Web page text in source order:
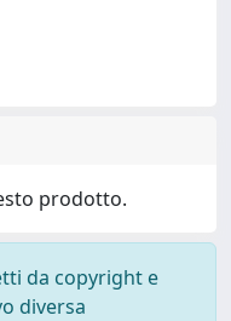
prodotto.
da copyright e
diversa